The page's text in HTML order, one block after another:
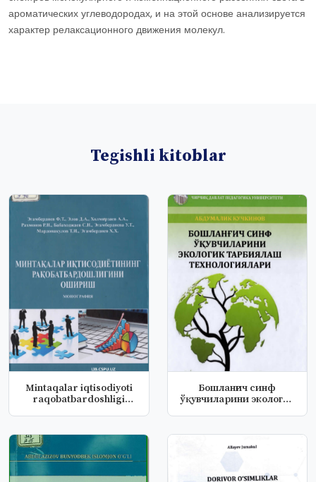
ароматических углеводородах, и на этой основе анализируется
характер релаксационного движения молекул.
Tegishli kitoblar
Mintaqalar iqtisodiyoti
raqobatbardoshligi
Бошланғич синф
ўқувчиларини экологик